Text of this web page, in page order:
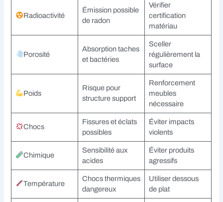
Radioactivité
Émission possible
de radon
Vérifier
certification
matériau
Porosité
Absorption taches
et bactéries
Sceller
régulièrement la
surface
Poids
Risque pour
structure support
Renforcement
meubles
nécessaire
Chocs
Fissures et éclats
possibles
Éviter impacts
violents
Chimique
Sensibilité aux
acides
Éviter produits
agressifs
Température
Chocs thermiques
dangereux
Utiliser dessous
de plat